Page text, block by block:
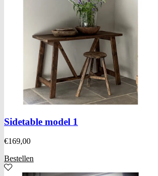
Sidetable model 1
€169,00
Bestellen